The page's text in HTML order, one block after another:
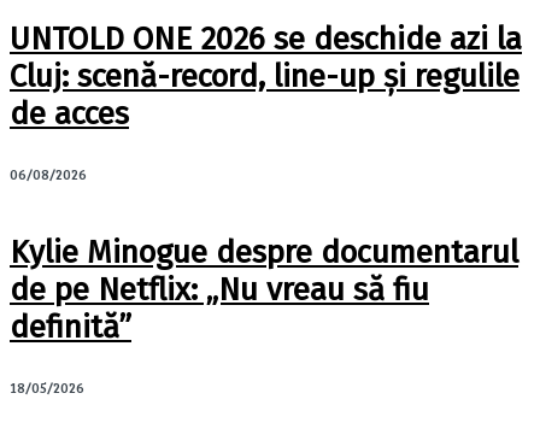
UNTOLD ONE 2026 se deschide azi la
Cluj: scenă-record, line-up și regulile
de acces
06/08/2026
Kylie Minogue despre documentarul
de pe Netflix: „Nu vreau să fiu
definită”
18/05/2026